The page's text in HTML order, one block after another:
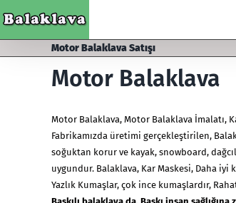
to
content
Motor Balaklava Satışı
Motor Balaklava
Motor Balaklava, Motor Balaklava İmalatı,
Fabrikamızda üretimi gerçekleştirilen,
soğuktan korur ve kayak, snowboard,
uygundur. Balaklava, Kar Maskesi, Daha iyi
Yazlık Kumaşlar, çok ince kumaşlardır,